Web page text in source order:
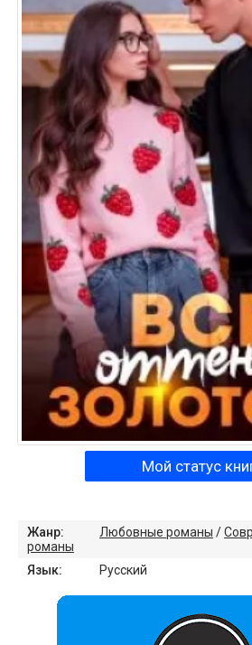
Мой статус
Жанр: Любовные романы /
романы
Язык:
Русский